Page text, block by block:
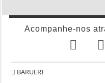
Acompanhe-nos
BARUERI